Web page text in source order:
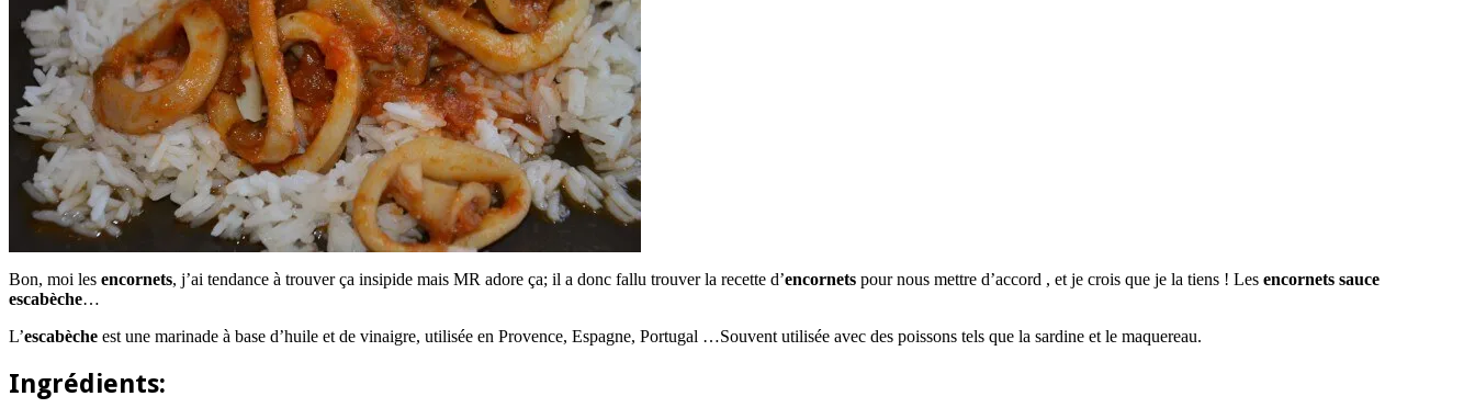
Bon, moi les encornets, j’ai tendance à trouver ça insipide mais MR adore ça; il a donc fallu trouver la recette d’encornets pour nous mettre d’accord , et je crois que je la tiens ! Les encornets sauce
escabèche…
L’escabèche est une marinade à base d’huile et de vinaigre, utilisée en Provence, Espagne, Portugal …Souvent utilisée avec des poissons tels que la sardine et le maquereau.
Ingrédients: